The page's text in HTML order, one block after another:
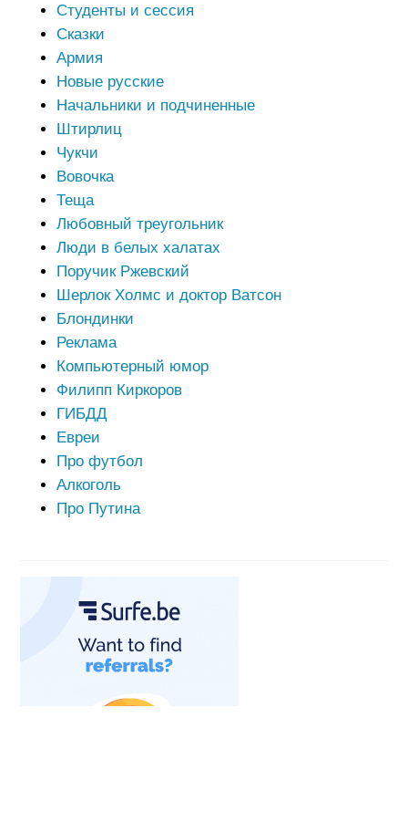
Студенты и сессия
Сказки
Армия
Новые русские
Начальники и подчиненные
Штирлиц
Чукчи
Вовочка
Теща
Любовный треугольник
Люди в белых халатах
Поручик Ржевский
Шерлок Холмс и доктор Ватсон
Блондинки
Реклама
Компьютерный юмор
Филипп Киркоров
ГИБДД
Евреи
Про футбол
Алкоголь
Про Путина